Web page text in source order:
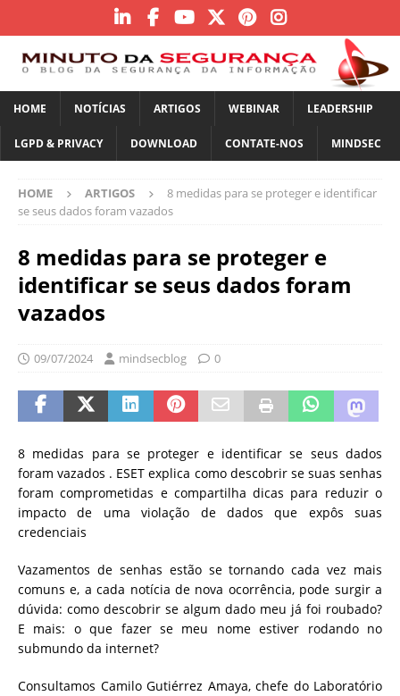
HOME NOTÍCIAS ARTIGOS WEBINAR LEADERSHIP
LGPD & PRIVACY DOWNLOAD CONTATE-NOS MINDSEC
HOME ARTIGOS
8 medidas para se proteger e identificar
se seus dados foram vazados
8 medidas para se proteger e
identificar se seus dados foram
vazados
09/07/2024 mindsecblog 0
8 medidas para se proteger e identificar se seus dados
foram vazados . ESET explica como descobrir se suas senhas
foram comprometidas e compartilha dicas para reduzir o
impacto de uma violação de dados que expôs suas
credenciais
Vazamentos de senhas estão se tornando cada vez mais
comuns e, a cada notícia de nova ocorrência, pode surgir a
dúvida: como descobrir se algum dado meu já foi roubado?
E mais: o que fazer se meu nome estiver rodando no
submundo da internet?
Consultamos Camilo Gutiérrez Amaya, chefe do Laboratório